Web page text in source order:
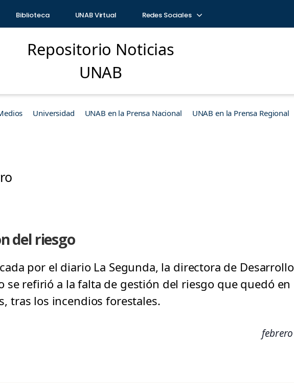
Biblioteca UNAB Virtual Redes Sociales
Repositorio Noticias
UNAB
Universidad UNAB en la Prensa Nacional UNAB en la Prensa Regional
del riesgo
por el diario La Segunda, la directora de Desarrollo
se refirió a la falta de gestión del riesgo que quedó en
tras los incendios forestales.